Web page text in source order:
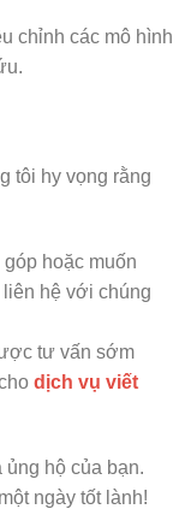
chỉnh các mô hình
tôi hy vọng rằng
hoặc muốn
hệ với chúng
tư vấn sớm
dịch vụ viết
ủng hộ của bạn.
ngày tốt lành!